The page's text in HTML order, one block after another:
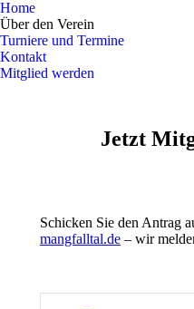
Home
Über den Verein
Turniere und Termine
Kontakt
Mitglied werden
Jetzt
Schicken Sie den Antrag
mangfalltal.de – wir